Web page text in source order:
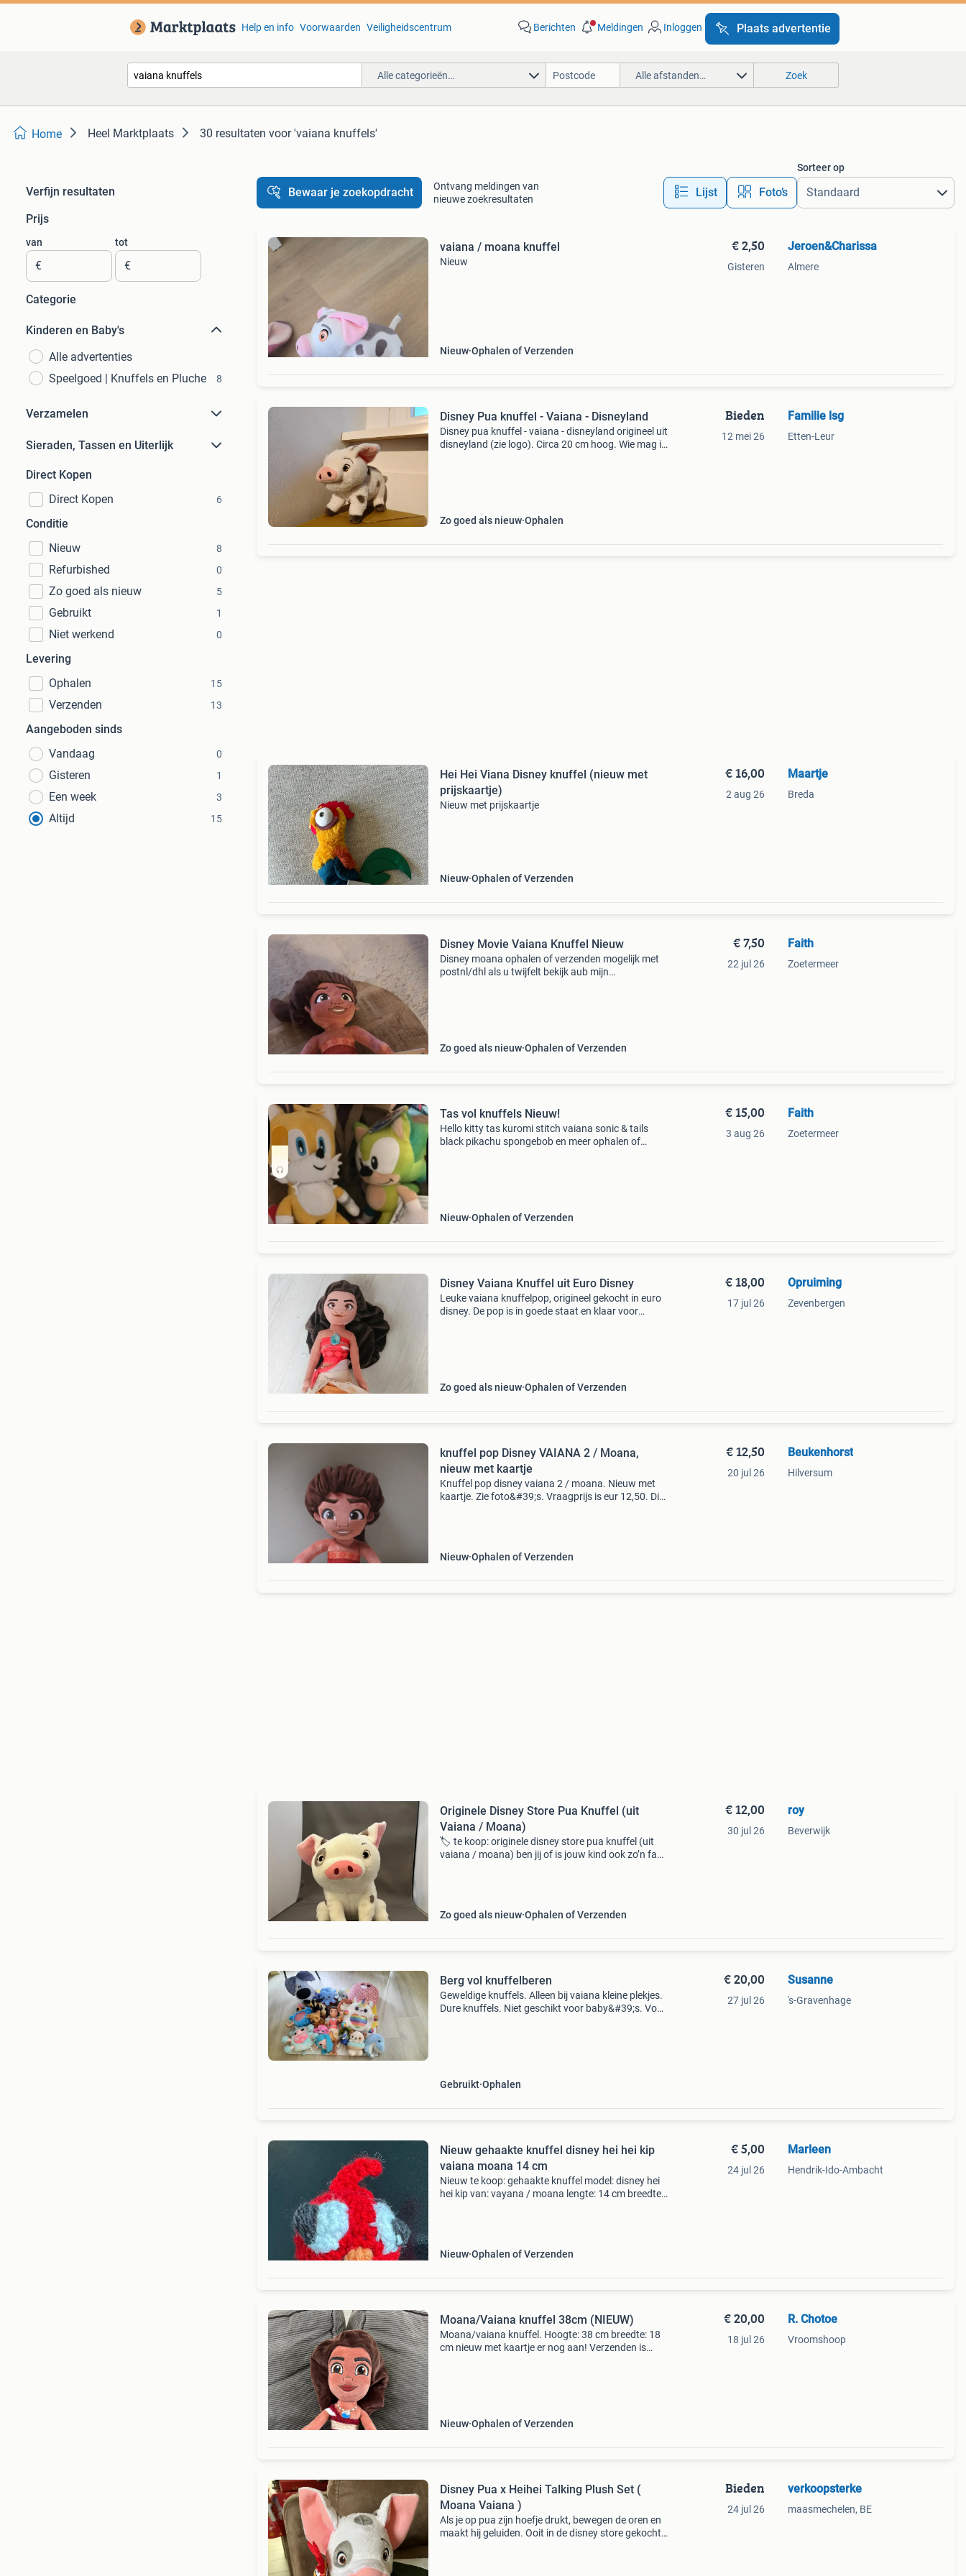
Help en info Voorwaarden Veiligheidscentrum Berichten Meldingen Inloggen Plaats advertentie
Alle categorieën… Alle afstanden… Zoek
Home Heel Marktplaats 30 resultaten voor 'vaiana knuffels'
Verfijn resultaten
Prijs
van
€
tot
€
Categorie
Kinderen en Baby's
Alle advertenties
Speelgoed | Knuffels en Pluche
8
Verzamelen
Sieraden, Tassen en Uiterlijk
Direct Kopen
Direct Kopen
6
Conditie
Nieuw
8
Refurbished 0
Zo goed als nieuw 5
Gebruikt 1
Niet werkend 0
Levering
Ophalen
15
Verzenden 13
Aangeboden sinds
Vandaag
0
Gisteren 1
Een week 3
Altijd 15
Bewaar je zoekopdracht
Ontvang meldingen van
nieuwe zoekresultaten
Lijst Foto’s
Sorteer op
vaiana / moana knuffel
Nieuw
Nieuw Ophalen of Verzenden
€ 2,50
Gisteren
Jeroen&Charissa
Almere
Disney Pua knuffel - Vaiana - Disneyland
Disney pua knuffel - vaiana - disneyland origineel uit
disneyland (zie logo). Circa 20 cm hoog. Wie mag ik
Zo goed als nieuw Ophalen
Bieden
12 mei 26
Familie lsg
Etten-Leur
Hei Hei Viana Disney knuffel (nieuw met
prijskaartje)
Nieuw met prijskaartje
Nieuw Ophalen of Verzenden
€ 16,00
2 aug 26
Maartje
Breda
Disney Movie Vaiana Knuffel Nieuw
Disney moana ophalen of verzenden mogelijk met
postnl/dhl als u twijfelt bekijk aub mijn
Zo goed als nieuw Ophalen of Verzenden
€ 7,50
22 jul 26
Faith
Zoetermeer
Tas vol knuffels Nieuw!
Hello kitty tas kuromi stitch vaiana sonic & tails
black pikachu spongebob en meer ophalen of
Nieuw Ophalen of Verzenden
€ 15,00
3 aug 26
Faith
Zoetermeer
Disney Vaiana Knuffel uit Euro Disney
Leuke vaiana knuffelpop, origineel gekocht in euro
disney. De pop is in goede staat en klaar voor
Zo goed als nieuw Ophalen of Verzenden
€ 18,00
17 jul 26
Opruiming
Zevenbergen
knuffel pop Disney VAIANA 2 / Moana,
nieuw met kaartje
Knuffel pop disney vaiana 2 / moana. Nieuw met
kaartje. Zie foto&#39;s. Vraagprijs is eur 12,50. Dit
Nieuw Ophalen of Verzenden
€ 12,50
20 jul 26
Beukenhorst
Hilversum
Originele Disney Store Pua Knuffel (uit
Vaiana / Moana)
🏷️ te koop: originele disney store pua knuffel (uit
vaiana / moana) ben jij of is jouw kind ook zo’n fan
Zo goed als nieuw Ophalen of Verzenden
€ 12,00
30 jul 26
roy
Beverwijk
Berg vol knuffelberen
Geweldige knuffels. Alleen bij vaiana kleine plekjes.
Dure knuffels. Niet geschikt voor baby&#39;s. Voor
Gebruikt Ophalen
€ 20,00
27 jul 26
Susanne
's-Gravenhage
Nieuw gehaakte knuffel disney hei hei kip
vaiana moana 14 cm
Nieuw te koop: gehaakte knuffel model: disney hei
hei kip van: vayana / moana lengte: 14 cm breedte:
Nieuw Ophalen of Verzenden
€ 5,00
24 jul 26
Marleen
Hendrik-Ido-Ambacht
Moana/Vaiana knuffel 38cm (NIEUW)
Moana/vaiana knuffel. Hoogte: 38 cm breedte: 18
cm nieuw met kaartje er nog aan! Verzenden is
Nieuw Ophalen of Verzenden
€ 20,00
18 jul 26
R. Chotoe
Vroomshoop
Disney Pua x Heihei Talking Plush Set (
Moana Vaiana )
Als je op pua zijn hoefje drukt, bewegen de oren en
maakt hij geluiden. Ooit in de disney store gekocht,
Bieden
24 jul 26
verkoopsterke
maasmechelen, BE